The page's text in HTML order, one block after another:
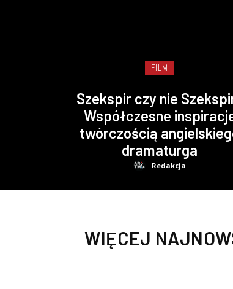
FILM
Szekspir czy nie
Współczesne
twórczością
dramaturga
Redakcja
WIĘCEJ